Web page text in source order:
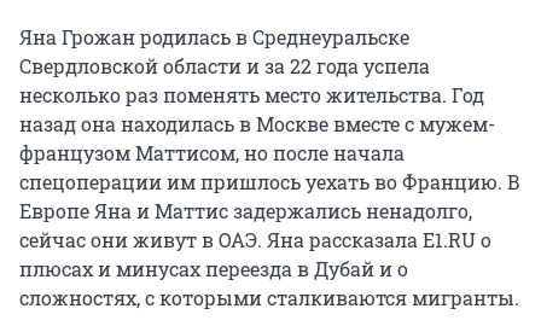
Яна Грожан родилась в Среднеуральске
Свердловской области и за 22 года успела
несколько раз поменять место жительства. Год
назад она находилась в Москве вместе с мужем-
французом Маттисом, но после начала
спецоперации им пришлось уехать во Францию. В
Европе Яна и Маттис задержались ненадолго,
сейчас они живут в ОАЭ. Яна рассказала E1.RU о
плюсах и минусах переезда в Дубай и о
сложностях, с которыми сталкиваются мигранты.